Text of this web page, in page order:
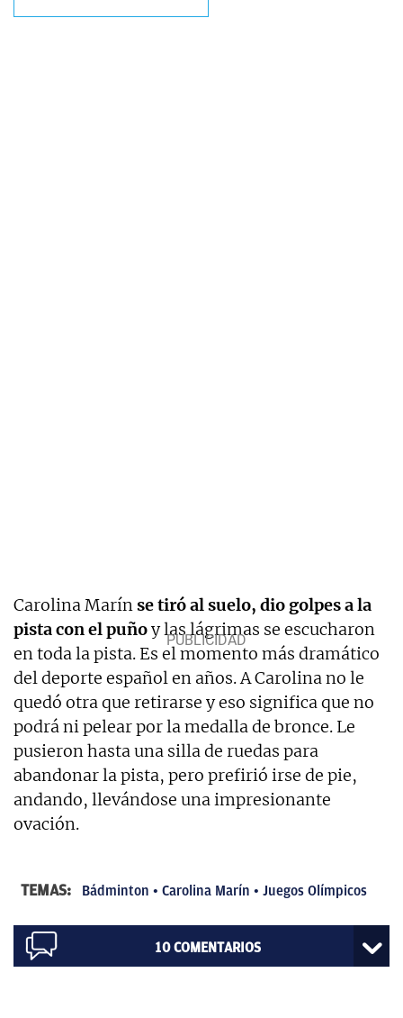
Carolina Marínse tiró al suelo, dio golpes a la
pista con el puñoy las lágrimas se escucharon
en toda la pista. Es el momento más dramático
del deporte español en años. A Carolina no le
quedó otra que retirarse y eso significa que no
podrá ni pelear por la medalla de bronce. Le
pusieron hasta una silla de ruedas para
abandonar la pista, pero prefirió irse de pie,
andando, llevándose una impresionante
ovación.
TEMAS: Bádminton Carolina Marín Juegos Olímpicos
10COMENTARIOS